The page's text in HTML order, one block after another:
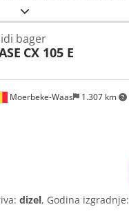
Moerbeke-Waas 1.307 km
bager
CX 105 E
dizel, Godina izgradnje: